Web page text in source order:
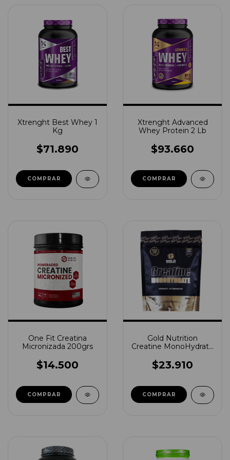
Xtrenght Best Whey 1
Kg
$71.890
COMPRAR
Xtrenght Advanced
Whey Protein 2 Lb
$93.660
COMPRAR
One Fit Creatina
Micronizada 200grs
$14.500
Gold Nutrition
Creatine MonoHydrate
$23.910
COMPRAR